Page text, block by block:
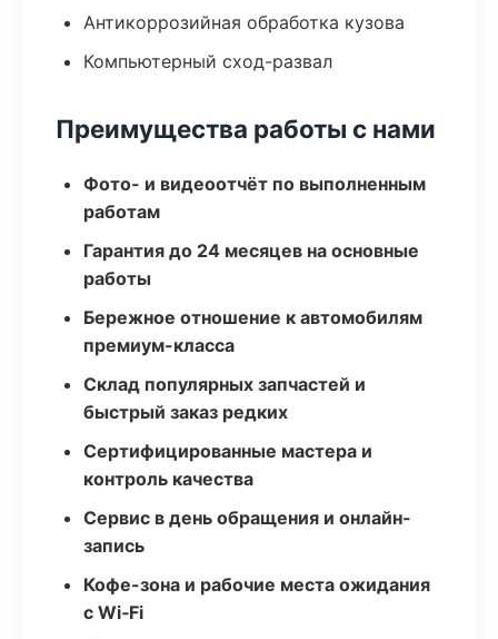
Антикоррозийная обработка кузова
Компьютерный сход-развал
Преимущества работы с нами
Фото- и видеоотчёт по выполненным
работам
Гарантия до 24 месяцев на основные
работы
Бережное отношение к автомобилям
премиум-класса
Склад популярных запчастей и
быстрый заказ редких
Сертифицированные мастера и
контроль качества
Сервис в день обращения и онлайн-
запись
Кофе-зона и рабочие места ожидания
с Wi‑Fi